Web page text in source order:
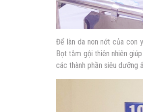
Để làn da non nớt của con
Bọt tắm gội thiên nhiên
các thành phần siêu dưỡng